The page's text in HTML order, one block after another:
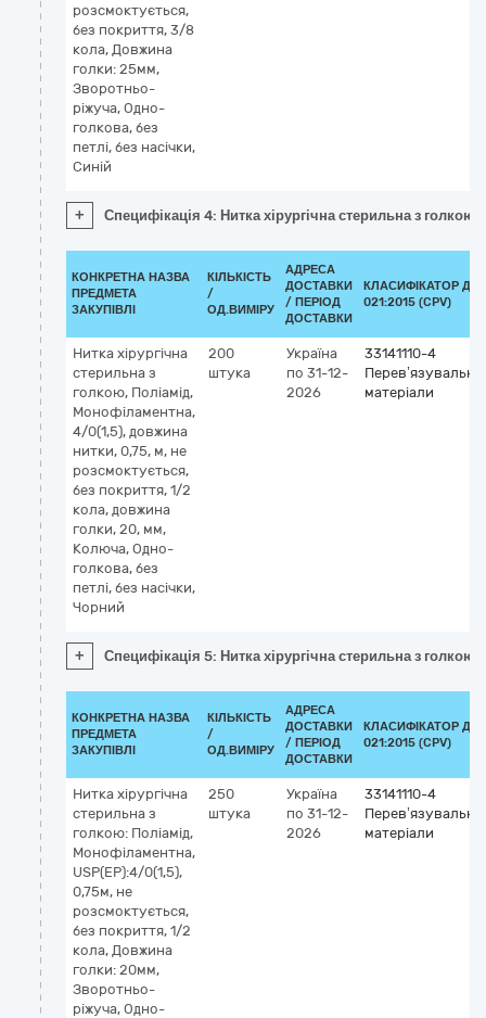
розсмоктується,
без покриття, 3/8
кола, Довжина
голки: 25мм,
Зворотньо-
ріжуча, Одно-
голкова, без
петлі, без насічки,
Синій
+ Специфікація 4: Нитка хірургічна стерильна з
КОНКРЕТНА НАЗВА
ПРЕДМЕТА
ЗАКУПІВЛІ
КІЛЬКІСТЬ
/
ОД.ВИМІРУ
АДРЕСА
ДОСТАВКИ
/ ПЕРІОД
ДОСТАВКИ
КЛАСИФІКАТОР ДК
021:2015 (CPV)
Нитка хірургічна
стерильна з
голкою, Поліамід,
Монофіламентна,
4/0(1,5), довжина
нитки, 0,75, м, не
розсмоктується,
без покриття, 1/2
кола, довжина
голки, 20, мм,
Колюча, Одно-
голкова, без
петлі, без насічки,
Чорний
200
штука
Україна
по 31-12-
2026
33141110-4
Перев’язувальні
матеріали
+ Специфікація 5: Нитка хірургічна стерильна з
КОНКРЕТНА НАЗВА
ПРЕДМЕТА
ЗАКУПІВЛІ
КІЛЬКІСТЬ
/
ОД.ВИМІРУ
АДРЕСА
ДОСТАВКИ
/ ПЕРІОД
ДОСТАВКИ
КЛАСИФІКАТОР ДК
021:2015 (CPV)
Нитка хірургічна
стерильна з
голкою: Поліамід,
Монофіламентна,
USP(EP):4/0(1,5),
0,75м, не
розсмоктується,
без покриття, 1/2
кола, Довжина
голки: 20мм,
Зворотньо-
ріжуча, Одно-
250
штука
Україна
по 31-12-
2026
33141110-4
Перев’язувальні
матеріали